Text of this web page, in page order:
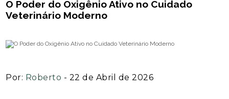
O Poder do Oxigênio Ativo no Cuidado
Veterinário Moderno
Por: Roberto - 22 de Abril de 2026